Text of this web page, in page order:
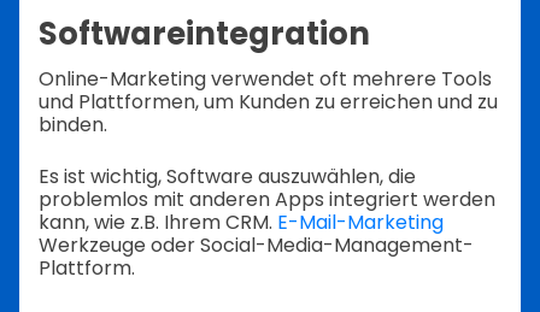
Softwareintegration
Online-Marketing verwendet oft mehrere Tools
und Plattformen, um Kunden zu erreichen und zu
binden.
Es ist wichtig, Software auszuwählen, die
problemlos mit anderen Apps integriert werden
kann, wie z.B. Ihrem CRM. E-Mail-Marketing
Werkzeuge oder Social-Media-Management-
Plattform.